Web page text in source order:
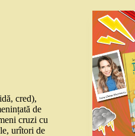
cred),
de
cruzi cu
urîtori de